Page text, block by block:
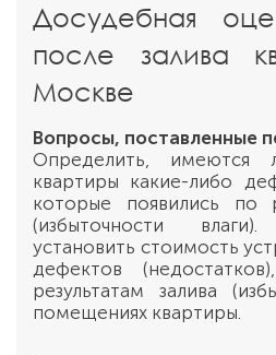
Досудебная
после залива
Москве
Вопросы, поставленные
Определить, имеются
квартиры какие-либо
которые появились по
(избыточности
установить стоимость
дефектов
результатам залива
помещениях квартиры.